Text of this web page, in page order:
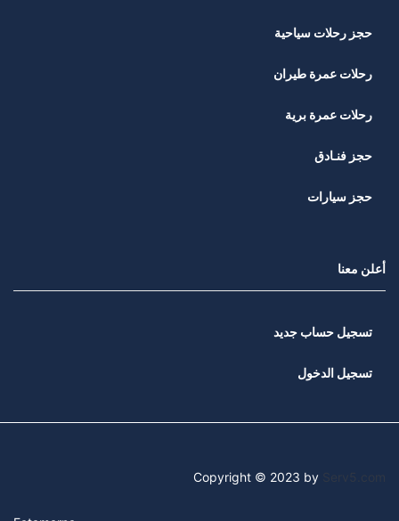
حجز رحلات سياحية
رحلات عمرة طيران
رحلات عمرة برية
حجز فنـادق
حجز سيارات
أعلن معنا
تسجيل حساب جديد
تسجيل الدخول
Copyright © 2023 by